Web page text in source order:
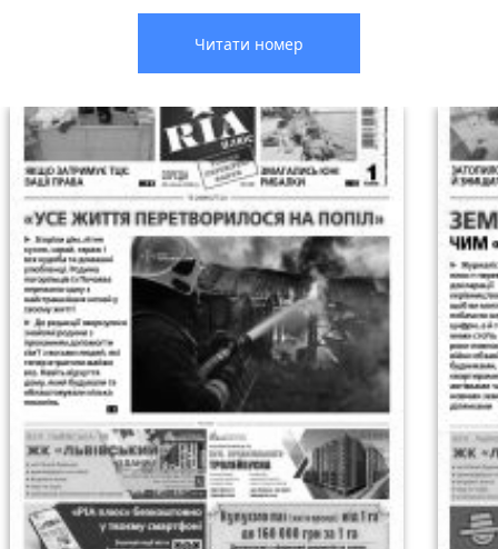
Читати номер